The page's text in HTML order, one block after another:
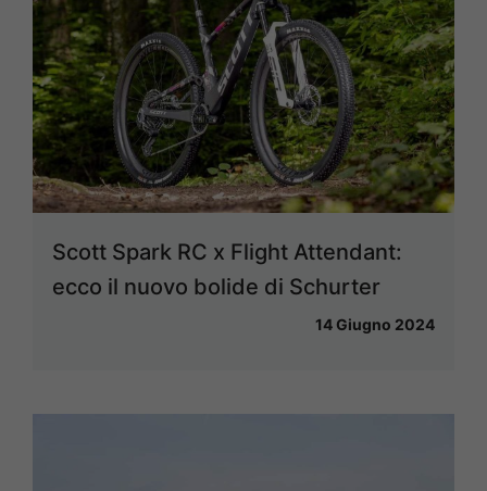
Scott Spark RC x Flight Attendant:
ecco il nuovo bolide di Schurter
14 Giugno 2024